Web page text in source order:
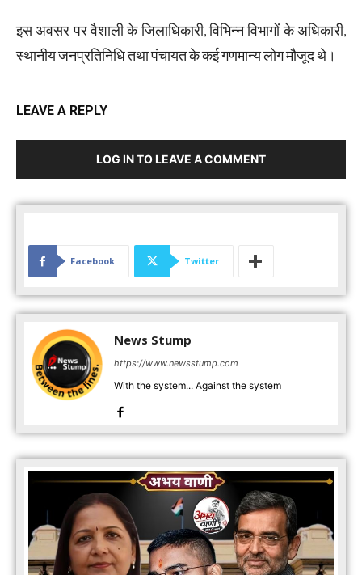
इस अवसर पर वैशाली के जिलाधिकारी, विभिन्न विभागों के अधिकारी,
स्थानीय जनप्रतिनिधि तथा पंचायत के कई गणमान्य लोग मौजूद थे।
LEAVE A REPLY
LOG IN TO LEAVE A COMMENT
Facebook Twitter
News Stump
https://www.newsstump.com
With the system... Against the system